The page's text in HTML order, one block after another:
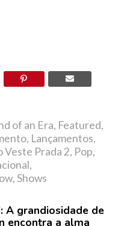
of an Era, Featured,
, Lançamentos,
Veste Prada 2, Pop,
,
,Shows
A grandiosidade de
encontra a alma